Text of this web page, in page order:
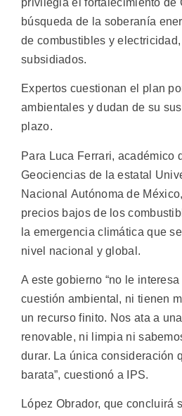
búsqueda de la soberanía
de combustibles y
subsidiados.
Expertos cuestionan el plan
ambientales y dudan de su
plazo.
Para Luca Ferrari, académico
Geociencias de la estatal
Nacional Autónoma de
precios bajos de los
la emergencia climática que
nivel nacional y global.
A este gobierno “no le
cuestión ambiental, ni tienen
un recurso finito. Nos ata a
renovable, ni limpia ni
durar. La única consideración
barata”, cuestionó a IPS.
López Obrador, que concluirá